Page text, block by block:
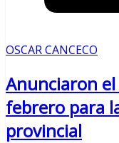
OSCAR CANCECO
Anunciaron
febrero para
provincial